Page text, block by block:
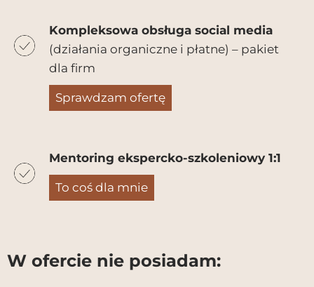
Kompleksowa obsługa social media
(działania organiczne i płatne) – pakiet
dla firm
Sprawdzam ofertę
Mentoring ekspercko-szkoleniowy 1:1
To coś dla mnie
W ofercie nie posiadam: